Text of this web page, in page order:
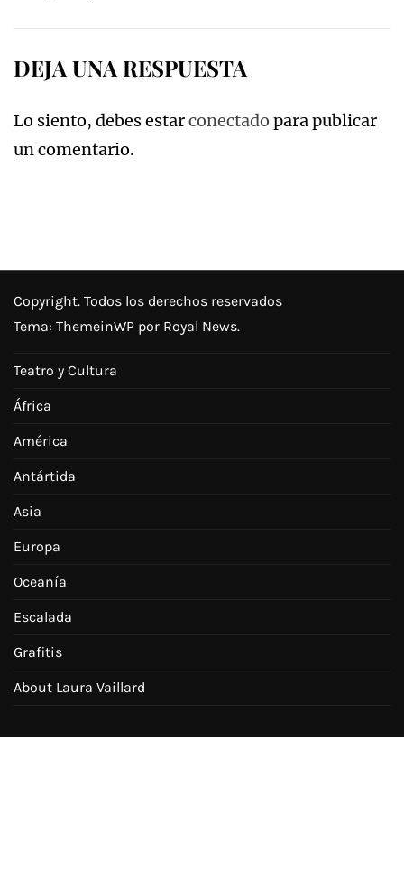
DEJA UNA RESPUESTA
Lo siento, debes estarconectado para publicar
un comentario.
Copyright. Todos los derechos reservados
Tema: ThemeinWP por Royal News.
Teatro y Cultura
África
América
Antártida
Asia
Europa
Oceanía
Escalada
Grafitis
About Laura Vaillard